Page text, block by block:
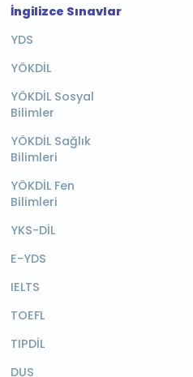
İngilizce Sınavlar
YDS
YÖKDİL
YÖKDİL Sosyal
Bilimler
YÖKDİL Sağlık
Bilimleri
YÖKDİL Fen
Bilimleri
YKS-DİL
E-YDS
IELTS
TOEFL
TIPDİL
DUS